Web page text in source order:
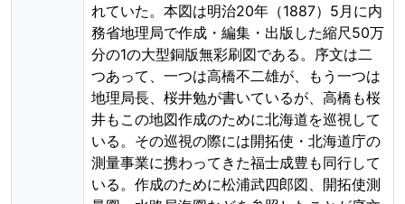
れていた。本図は明治20年（1887）5月に内
務省地理局で作成・編集・出版した縮尺50万
分の1の大型銅版無彩刷図である。序文は二
つあって、一つは高橋不二雄が、もう一つは
地理局長、桜井勉が書いているが、高橋も桜
井もこの地図作成のために北海道を巡視して
いる。その巡視の際には開拓使・北海道庁の
測量事業に携わってきた福士成豊も同行して
いる。作成のために松浦武四郎図、開拓使測